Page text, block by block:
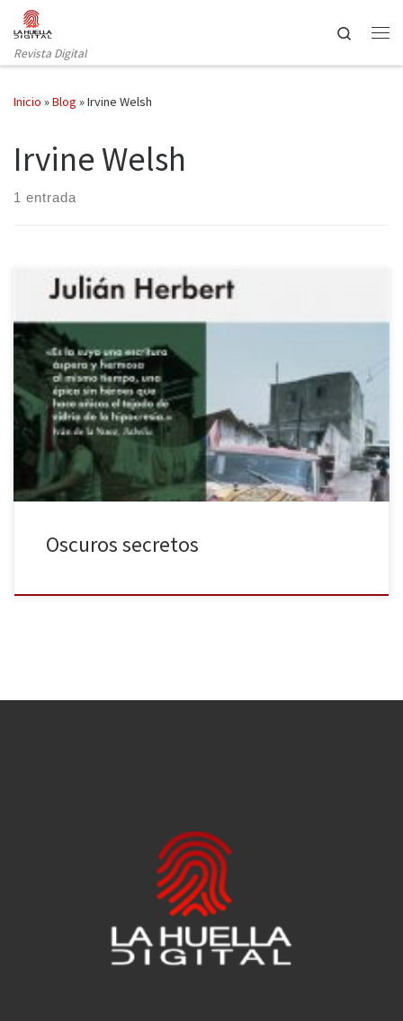
Saltar al contenido
Revista Digital
Search
Inicio »Blog »Irvine Welsh
Irvine Welsh
1 entrada
Confieso que no tenía ni la más remota idea de quién era Julián
Herbert. Y que no entiendo cómo ésta, su primera novela, ha
tardado tanto en llegar a nuestro país. Algunos comparan a
Herbert con Irvine Welsh, otros con Cortázar. Yo no estoy seguro
de poder compararle con nadie, […]
Oscuros secretos